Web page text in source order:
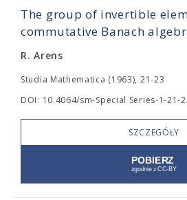
The group of invertible
commutative Banach
R. Arens
Studia Mathematica (1963), 21-23
DOI: 10.4064/sm-Special Series-1-21-
SZCZEGÓŁY